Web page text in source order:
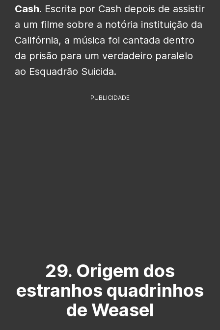
Cash. Escrita por Cash depois de assistir
a um filme sobre a notória instituição da
Califórnia, a música foi cantada dentro
da prisão para um verdadeiro paralelo
ao Esquadrão Suicida.
PUBLICIDADE
29. Origem dos
estranhos quadrinhos
de Weasel